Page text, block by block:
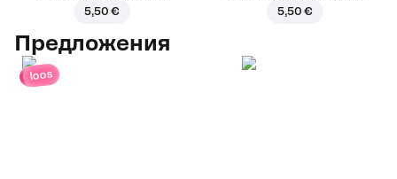
5,50 € 5,50 €
Предложения
loos